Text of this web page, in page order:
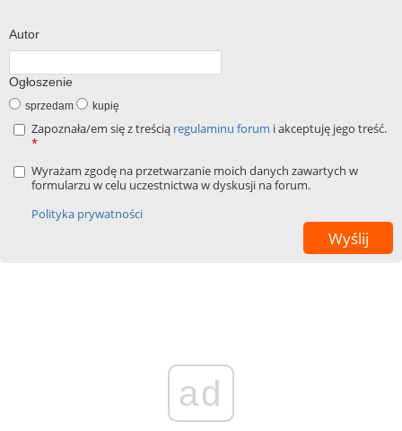
Autor
Ogłoszenie
sprzedam kupię
Zapoznała/em się z treścią regulaminu forum i akceptuję jego treść.
*
Wyrażam zgodę na przetwarzanie moich danych zawartych w
formularzu w celu uczestnictwa w dyskusji na forum.
Polityka prywatności
ad